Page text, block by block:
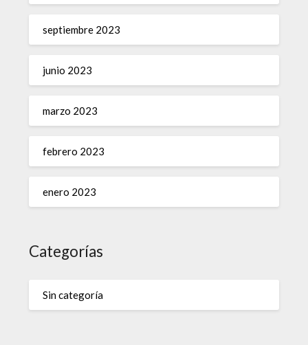
septiembre 2023
junio 2023
marzo 2023
febrero 2023
enero 2023
Categorías
Sin categoría